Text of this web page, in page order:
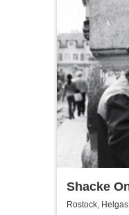
Shacke
Boss Tour
Rostock,